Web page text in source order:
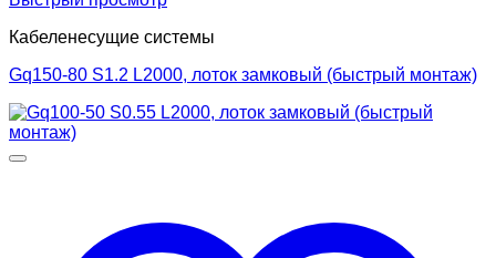
Кабеленесущие системы
Gq150-80 S1.2 L2000, лоток замковый (быстрый монтаж)